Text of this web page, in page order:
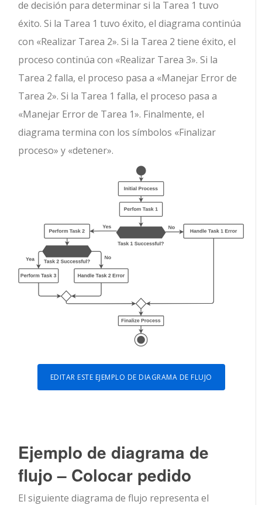
de decisión para determinar si la Tarea 1 tuvo
éxito. Si la Tarea 1 tuvo éxito, el diagrama continúa
con «Realizar Tarea 2». Si la Tarea 2 tiene éxito, el
proceso continúa con «Realizar Tarea 3». Si la
Tarea 2 falla, el proceso pasa a «Manejar Error de
Tarea 2». Si la Tarea 1 falla, el proceso pasa a
«Manejar Error de Tarea 1». Finalmente, el
diagrama termina con los símbolos «Finalizar
proceso» y «detener».
EDITAR ESTE EJEMPLO DE DIAGRAMA DE FLUJO
Ejemplo de diagrama de
flujo – Colocar pedido
El siguiente diagrama de flujo representa el